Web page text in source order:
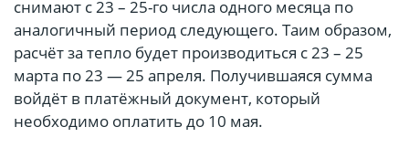
снимают с 23 – 25-го числа одного месяца по
аналогичный период следующего. Таим образом,
расчёт за тепло будет производиться с 23 – 25
марта по 23 — 25 апреля. Получившаяся сумма
войдёт в платёжный документ, который
необходимо оплатить до 10 мая.